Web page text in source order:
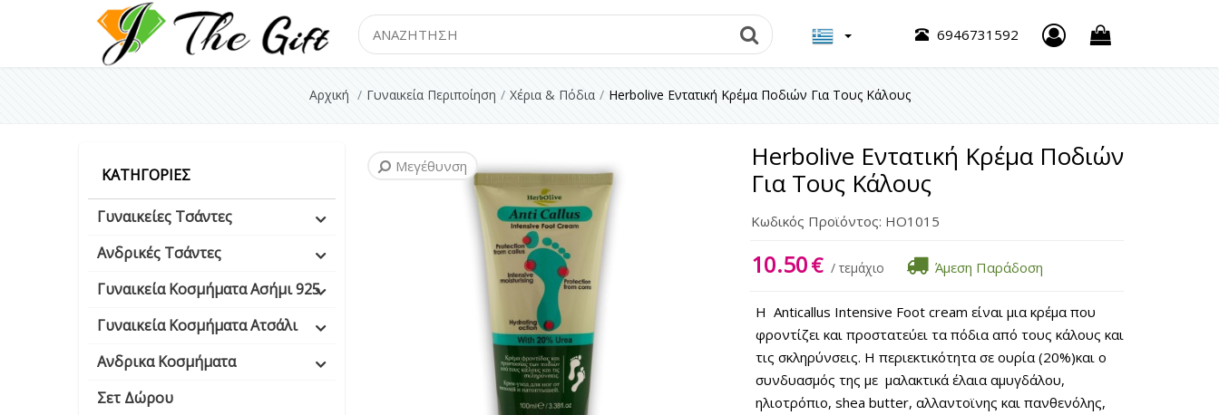
6946731592
Search Search
Αρχική Γυναικεία Περιποίηση Χέρια & Πόδια Herbolive Εντατική Κρέμα Ποδιών Για Τους Κάλους
ΚΑΤΗΓΟΡΊΕΣ
Γυναικείες Τσάντες
Ανδρικές Τσάντες
Γυναικεία Κοσμήματα Ασήμι 925
Γυναικεία Κοσμήματα Ατσάλι
Ανδρικα Κοσμήματα
Σετ Δώρου
Μεγέθυνση
Herbolive Εντατική Κρέμα Ποδιών
Για Τους Κάλους
Κωδικός Προϊόντος: HO1015
10.50€ / τεμάχιο Άμεση Παράδοση
Η Anticallus Intensive Foot cream είναι μια κρέμα που
φροντίζει και προστατεύει τα πόδια από τους κάλους και
τις σκληρύνσεις. Η περιεκτικότητα σε ουρία (20%)και ο
συνδυασμός της με μαλακτικά έλαια αμυγδάλου,
ηλιοτρόπιο, shea butter, αλλαντοϊνης και πανθενόλης,